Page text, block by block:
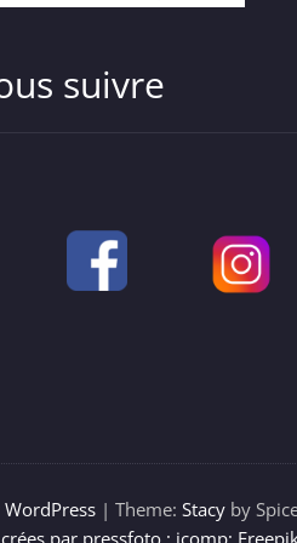
suivre
WordPress| Theme: Stacyby